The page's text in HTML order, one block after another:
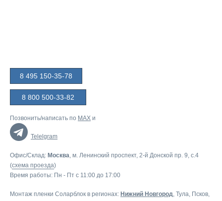
8 495 150-35-78
8 800 500-33-82
Позвонить/написать по MAX и
Telelgram
Офис/Склад: Москва, м. Ленинский проспект, 2-й Донской пр. 9, c.4
(схема проезда)
Время работы: Пн - Пт с 11:00 до 17:00
Монтаж пленки Соларблок в регионах: Нижний Новгород, Тула, Псков,